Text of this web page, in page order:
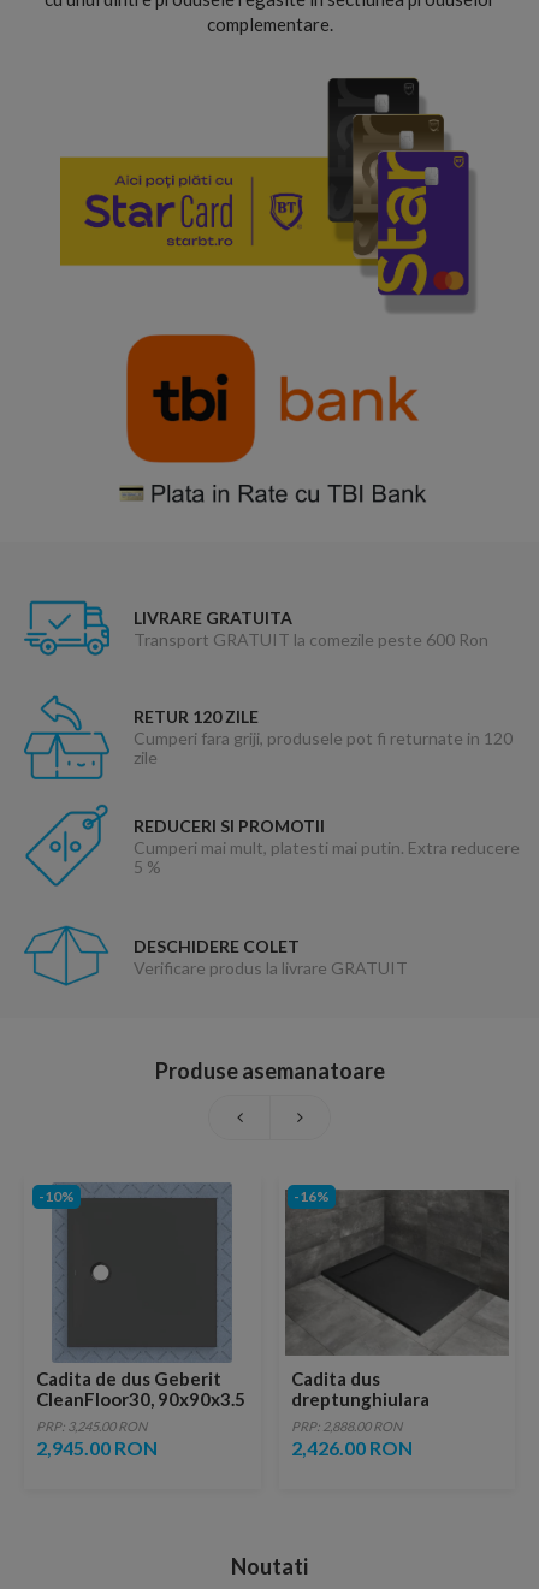
complementare.
LIVRARE GRATUITA
Transport GRATUIT la comezile peste 600 Ron
RETUR 120 ZILE
Cumperi fara griji, produsele pot fi returnate in 120
zile
REDUCERI SI PROMOTII
Cumperi mai mult, platesti mai putin. Extra reducere
5 %
DESCHIDERE COLET
Verificare produs la livrare GRATUIT
Produse asemanatoare
-10%
Cadita de dus Geberit
CleanFloor30, 90x90x3.5
cm cu folie de
hidroizolatie
PRP: 3,245.00 RON
2,945.00 RON
-16%
Cadita dus
dreptunghiulara
Radaway Teos F 100 x 80
x H4 cm, decupabila,
antracit
PRP: 2,888.00 RON
2,426.00 RON
Noutati